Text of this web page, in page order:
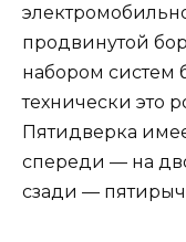
продвинутой
набором систем
технически это
Пятидверка
спереди — на
сзади —